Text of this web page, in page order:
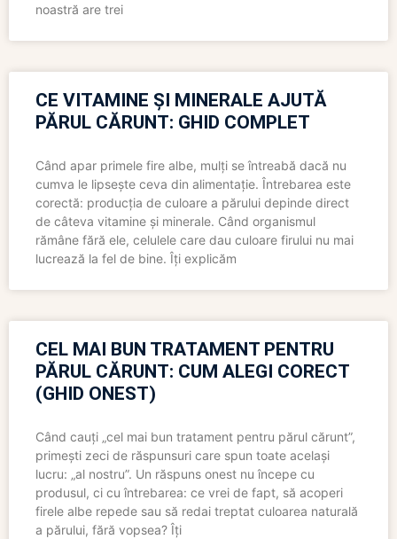
noastră are trei
CE VITAMINE ȘI MINERALE AJUTĂ
PĂRUL CĂRUNT: GHID COMPLET
Când apar primele fire albe, mulți se întreabă dacă nu
cumva le lipsește ceva din alimentație. Întrebarea este
corectă: producția de culoare a părului depinde direct
de câteva vitamine și minerale. Când organismul
rămâne fără ele, celulele care dau culoare firului nu mai
lucrează la fel de bine. Îți explicăm
CEL MAI BUN TRATAMENT PENTRU
PĂRUL CĂRUNT: CUM ALEGI CORECT
(GHID ONEST)
Când cauți „cel mai bun tratament pentru părul cărunt”,
primești zeci de răspunsuri care spun toate același
lucru: „al nostru”. Un răspuns onest nu începe cu
produsul, ci cu întrebarea: ce vrei de fapt, să acoperi
firele albe repede sau să redai treptat culoarea naturală
a părului, fără vopsea? Îți